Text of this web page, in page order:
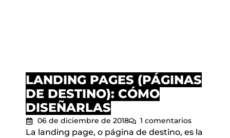
LANDING PAGES (PÁGINAS
DE DESTINO): CÓMO
DISEÑARLAS
06 de diciembre de 2018 1 comentarios
La landing page, o página de destino, es la